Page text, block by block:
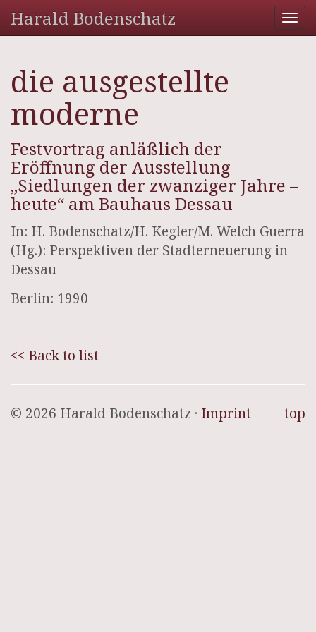
Harald Bodenschatz
die ausgestellte
moderne
Festvortrag anläßlich der
Eröffnung der Ausstellung
„Siedlungen der zwanziger Jahre –
heute“ am Bauhaus Dessau
In: H. Bodenschatz/H. Kegler/M. Welch Guerra
(Hg.): Perspektiven der Stadterneuerung in
Dessau
Berlin: 1990
<< Back to list
top
© 2026 Harald Bodenschatz · Imprint